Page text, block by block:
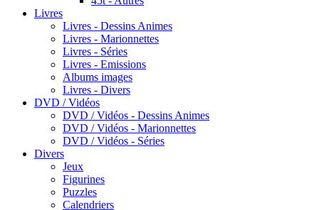
Livres
Livres - Dessins Animes
Livres - Marionnettes
Livres - Séries
Livres - Emissions
Albums images
Livres - Divers
DVD / Vidéos
DVD / Vidéos - Dessins Animes
DVD / Vidéos - Marionnettes
DVD / Vidéos - Séries
Divers
Jeux
Figurines
Puzzles
Calendriers